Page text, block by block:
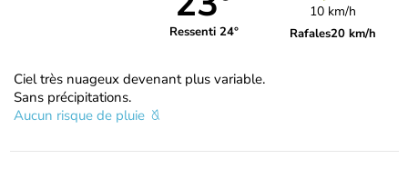
Ressenti 24°
10 km/h
Rafales20 km/h
Ciel très nuageux devenant plus variable.
Sans précipitations.
Aucun risque de pluie